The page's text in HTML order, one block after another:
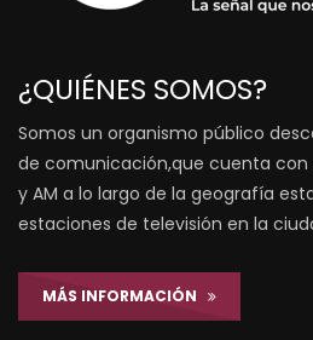
¿QUIÉNES SOMOS?
Somos un organismo público
de comunicación,que cuenta con
y AM a lo largo de la geografía
estaciones de televisión en la
MÁS INFORMACIÓN